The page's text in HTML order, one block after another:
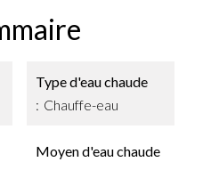
Type d'eau chaude
Chauffe-eau
Moyen d'eau chaude